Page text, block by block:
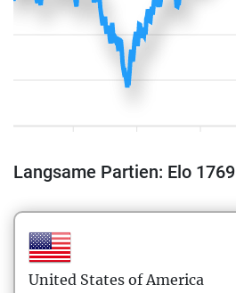
Langsame Partien: Elo 1769
United States of America